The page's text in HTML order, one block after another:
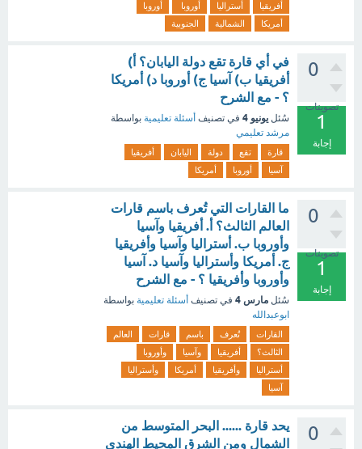
أفريقيا
أستراليا أوروبا
أوروبا
أمريكا
الشمالية الجنوبية
0
تصويتات
1
إجابة
في أي قارة تقع دولة اليابان؟ أ)
أفريقيا ب) آسيا ج) أوروبا د) أمريكا
؟ - مع الشرح
سُئل يونيو 4 في تصنيف أسئلة تعليمية بواسطة
مرشد تعليمي
قارة تقع دولة اليابان
أفريقيا
آسيا
أوروبا أمريكا
0
تصويتات
1
إجابة
ما القارات التي تُعرف باسم قارات
العالم الثالث؟ أ. أفريقيا وآسيا
وأوروبا ب. أستراليا وآسيا وأفريقيا
ج. أمريكا وأستراليا وآسيا د. آسيا
وأوروبا وأفريقيا ؟ - مع الشرح
سُئل مارس 4 في تصنيف أسئلة تعليمية بواسطة
ابوعبدالله
القارات تُعرف باسم قارات
العالم
الثالث؟
أفريقيا وآسيا
وأوروبا
أستراليا
وأفريقيا أمريكا
وأستراليا
آسيا
0
يحد قارة ...... البحر المتوسط من
الشمال ومن الشرق المحيط الهندي